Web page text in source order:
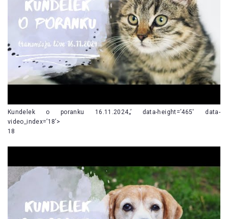
Kundelek o poranku 16.11.2024„’ data-height=’465′ data-
video_index=’18’>
18